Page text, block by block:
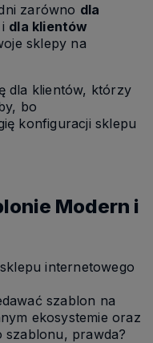
zarówno dla
dla klientów
sklepy na
dla klientów, którzy
bo
konfiguracji sklepu
Modern i
internetowego
szablon na
ekosystemie oraz
szablonu, prawda?